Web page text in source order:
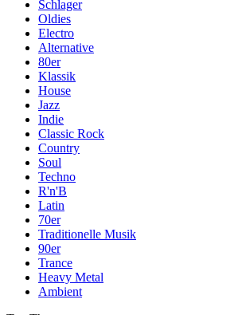
Schlager
Oldies
Electro
Alternative
80er
Klassik
House
Jazz
Indie
Classic Rock
Country
Soul
Techno
R'n'B
Latin
70er
Traditionelle Musik
90er
Trance
Heavy Metal
Ambient